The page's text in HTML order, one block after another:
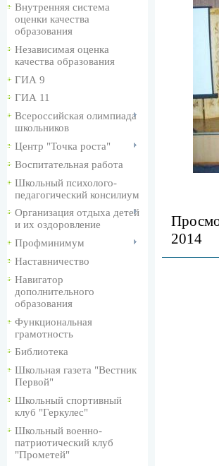
Внутренняя система
оценки качества
образования
Независимая оценка
качества образования
ГИА 9
ГИА 11
Всероссийская олимпиада
школьников
Центр "Точка роста"
Воспитательная работа
Школьный психолого-
педагогический консилиум
Организация отдыха детей
и их оздоровление
Профминимум
Наставничество
Навигатор
дополнительного
образования
Функциональная
грамотность
Библиотека
Школьная газета "Вестник
Первой"
Школьный спортивный
клуб "Геркулес"
Школьный военно-
патриотический клуб
"Прометей"
2014